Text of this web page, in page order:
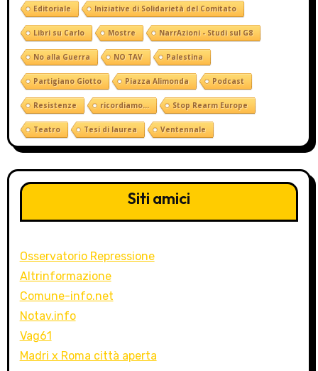
Editoriale Iniziative di Solidarietà del Comitato
Libri su Carlo Mostre NarrAzioni - Studi sul G8
No alla Guerra NO TAV Palestina
Partigiano Giotto Piazza Alimonda Podcast
Resistenze ricordiamo... Stop Rearm Europe
Teatro Tesi di laurea Ventennale
Siti amici
Osservatorio Repressione
Altrinformazione
Comune-info.net
Notav.info
Vag61
Madri x Roma città aperta